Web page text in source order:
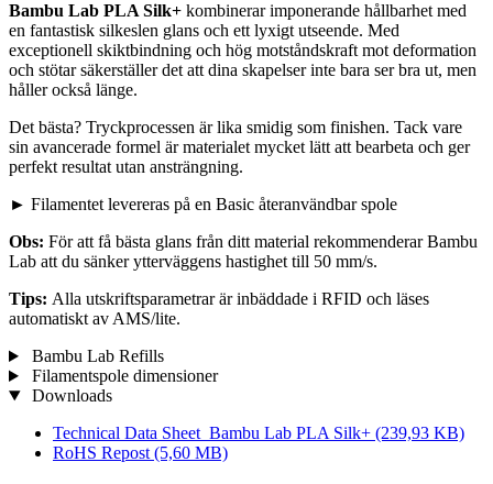
Bambu Lab PLA Silk+ kombinerar imponerande hållbarhet med
en fantastisk silkeslen glans och ett lyxigt utseende. Med
exceptionell skiktbindning och hög motståndskraft mot deformation
och stötar säkerställer det att dina skapelser inte bara ser bra ut, men
håller också länge.
Det bästa? Tryckprocessen är lika smidig som finishen. Tack vare
sin avancerade formel är materialet mycket lätt att bearbeta och ger
perfekt resultat utan ansträngning.
► Filamentet levereras på en Basic återanvändbar spole
Obs: För att få bästa glans från ditt material rekommenderar Bambu
Lab att du sänker ytterväggens hastighet till 50 mm/s.
Tips: Alla utskriftsparametrar är inbäddade i RFID och läses
automatiskt av AMS/lite.
Bambu Lab Refills
Filamentspole dimensioner
Downloads
Technical Data Sheet_Bambu Lab PLA Silk+ (239,93 KB)
RoHS Repost (5,60 MB)